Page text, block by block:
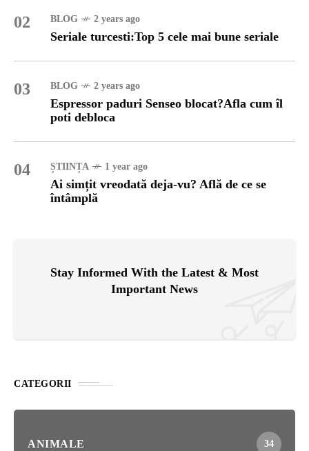
02 BLOG 2 years ago
Seriale turcesti:Top 5 cele mai bune seriale
03 BLOG 2 years ago
Espressor paduri Senseo blocat?Afla cum îl
poti debloca
04 ȘTIINȚA 1 year ago
Ai simțit vreodată deja-vu? Află de ce se
întâmplă
Stay Informed With the Latest & Most
Important News
CATEGORII
ANIMALE 34